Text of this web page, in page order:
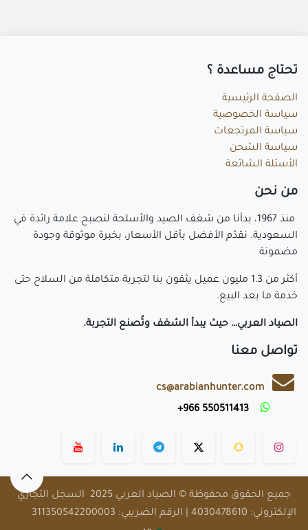
تحتاج مساعد​ة ؟
الصفحة الرئيسية
سياسة الخصوصية
سياسة المرتجعات
سياسة الشحن
الأسئلة الشائعة
م​ن نحن
منذ 1967، بدأنا من شغف الصيد والأسلحة لنصبح علامة رائدة في
السعودية. نقدّم الأفضل بأقل الأسعار، بخبرة موثوقة وجودة
مضمونة
أكثر من 1.3 مليون عميل يثقون بنا لتجربة متكاملة من السلاح حتى
خدمة ما بعد البيع.
الصياد العربي… حيث يبدأ الشغف وتُصنع التجربة.
تواصل معنا
cs@arabianhunter.com
​550511413 966+
جميع الحقوق محفوظة © الصياد العربي 2025 السجل التجاري
الإلكتروني: 4030478610 | الرقم الضريبي: 311350542200003